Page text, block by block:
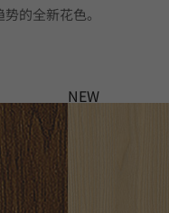
的全新花色。
NEW